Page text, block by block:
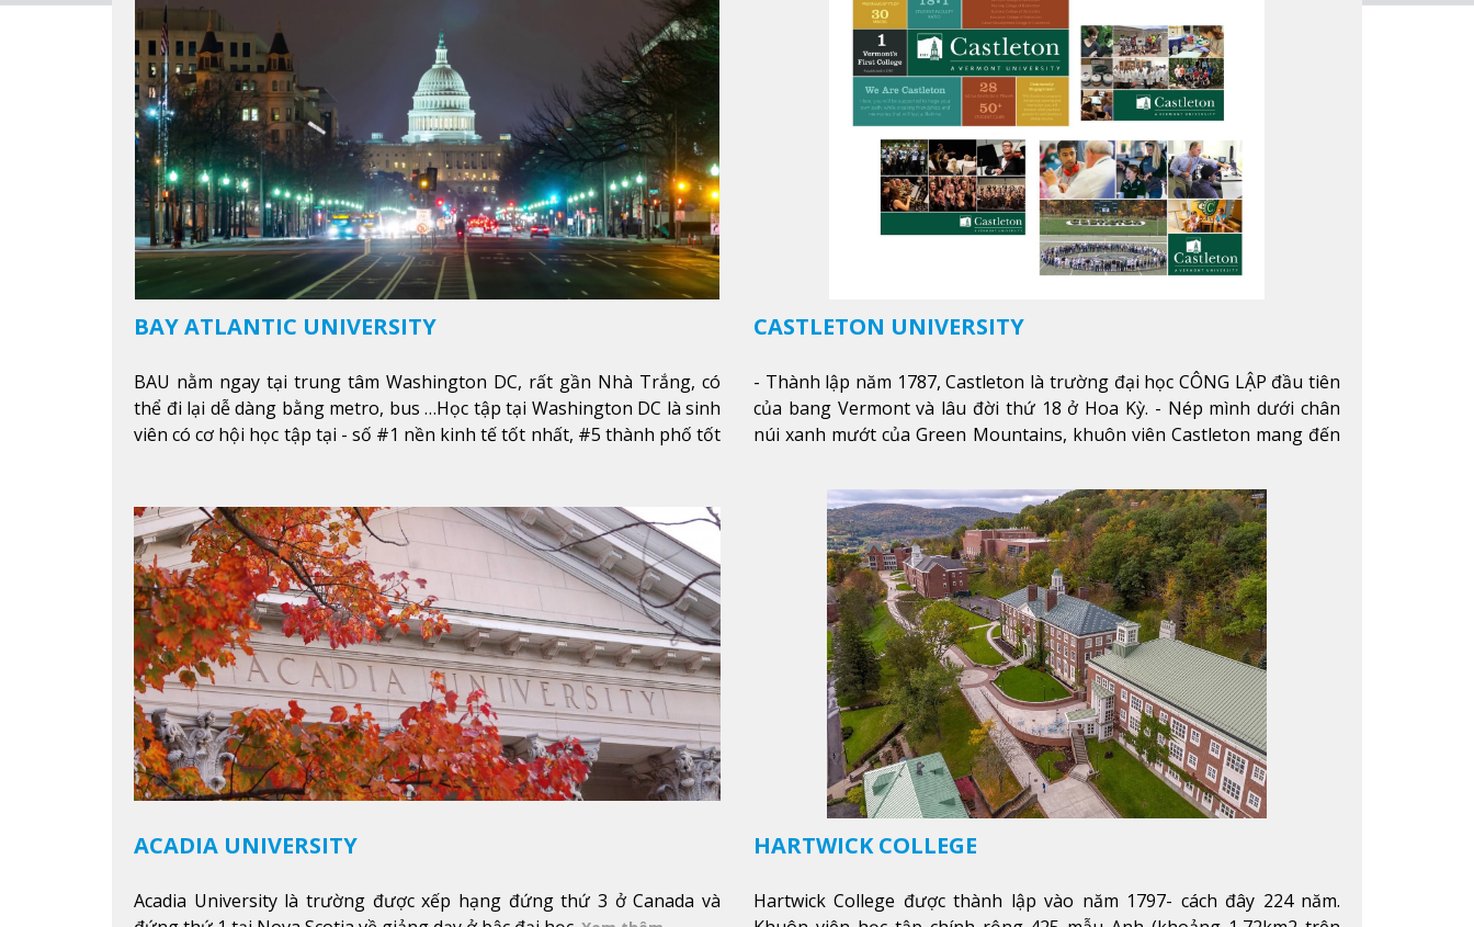
BAY ATLANTIC UNIVERSITY
BAU nằm ngay tại trung tâm Washington DC, rất gần Nhà Trắng, có
thể đi lại dễ dàng bằng metro, bus …Học tập tại Washington DC là sinh
viên có cơ hội học tập tại - số #1 nền kinh tế tốt nhất, #5 thành phố tốt
CASTLETON UNIVERSITY
- Thành lập năm 1787, Castleton là trường đại học CÔNG LẬP đầu tiên
của bang Vermont và lâu đời thứ 18 ở Hoa Kỳ. - Nép mình dưới chân
núi xanh mướt của Green Mountains, khuôn viên Castleton mang đến
thu phía sườn núi xa xa và chinh phục tuyết rơi trong khu trượt tuyết
của trường, sinh viên có thể thưởng thức vẻ đẹp tự nhiên của Vermont
từ mọi góc trong khuôn viên trường.Xem thêm
ACADIA UNIVERSITY
Acadia University là trường được xếp hạng đứng thứ 3 ở Canada và
HARTWICK COLLEGE
Hartwick College được thành lập vào năm 1797- cách đây 224 năm.